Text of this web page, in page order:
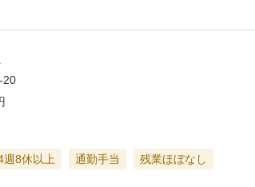
20
週8休以上 通勤手当 残業ほぼなし